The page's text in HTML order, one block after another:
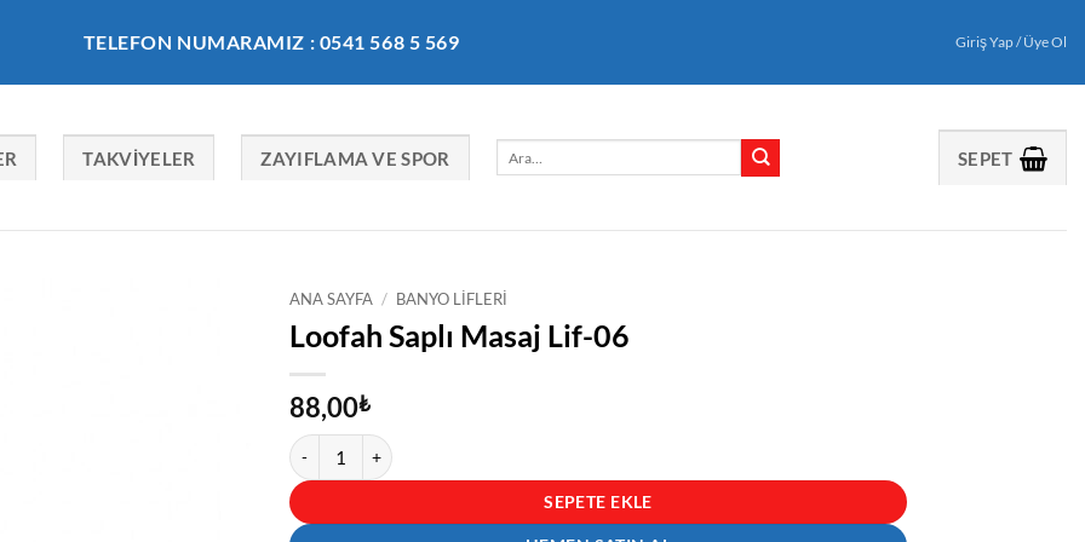
TELEFON NUMARAMIZ : 0541 568 5 569 Giriş Yap / Üye Ol
TAKVIYELER ZAYIFLAMA VE SPOR SEPET
ANA SAYFA / BANYO LIFLERI
Loofah Saplı Masaj Lif-06
88,00₺
Loofah Saplı Masaj Lif-06 adet
SEPETE EKLE